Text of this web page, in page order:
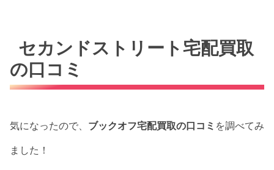
セカンドストリート宅配買取
の口コミ
気になったので、 ブックオフ宅配買取の口コミ を調べてみ
ました！